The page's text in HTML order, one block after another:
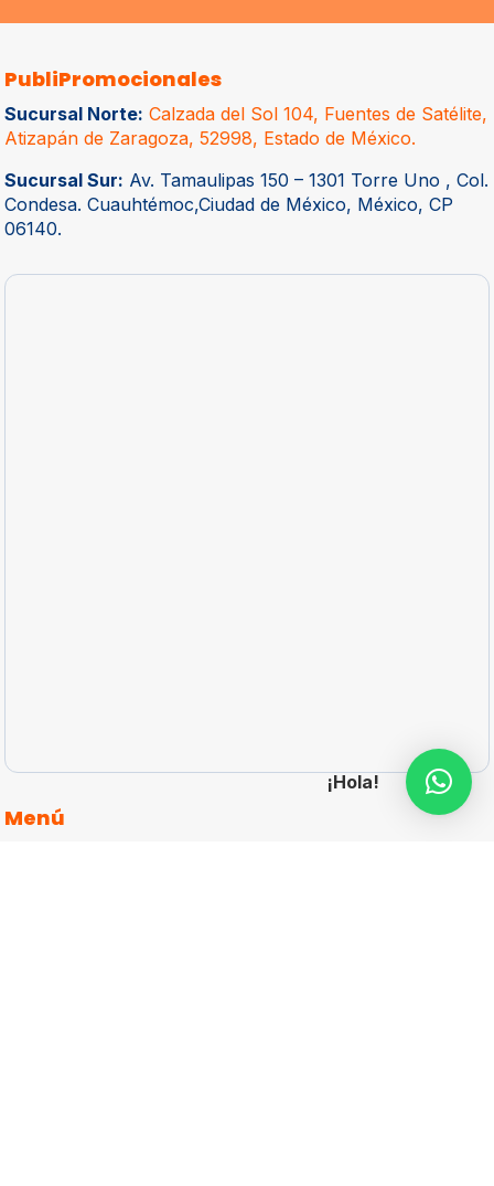
PubliPromocionales
Sucursal Norte: Calzada del Sol 104, Fuentes de Satélite,
Atizapán de Zaragoza, 52998, Estado de México.
Sucursal Sur: Av. Tamaulipas 150 – 1301 Torre Uno , Col.
Condesa. Cuauhtémoc,Ciudad de México, México, CP
06140.
Menú
¡Hola!